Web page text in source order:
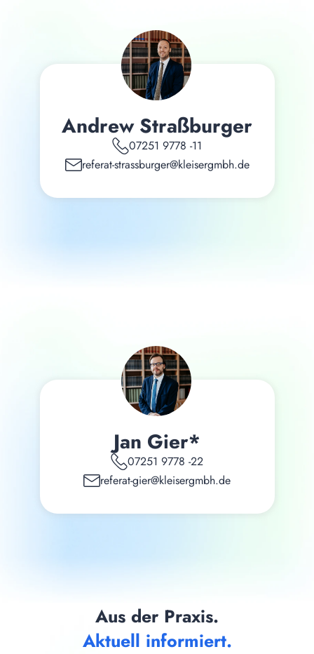
Andrew Straßburger
07251 9778 -11
referat-strassburger@kleisergmbh.de
Jan Gier*
07251 9778 -22
referat-gier@kleisergmbh.de
Aus der Praxis.
Aktuell informiert.